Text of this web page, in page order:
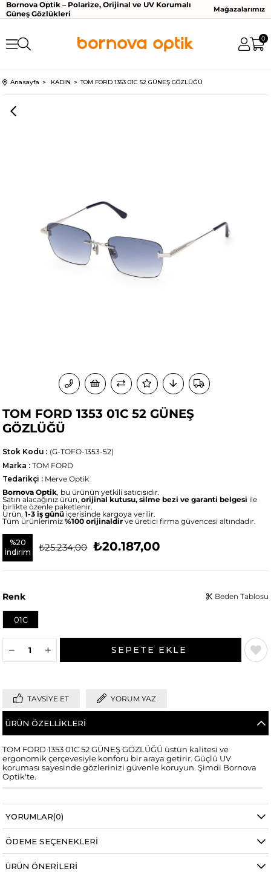
Bornova Optik – Polarize, Orijinal ve UV Korumalı
Güneş Gözlükleri
Mağazalarımız
0
Anasayfa KADIN TOM FORD 1353 01C 52 GÜNEŞ GÖZLÜĞÜ
TOM FORD 1353 01C 52 GÜNEŞ
GÖZLÜĞÜ
(G-TOFO-1353-52)
Stok Kodu
Marka : TOM FORD
Tedarikçi : Merve Optik
Bornova Optik, bu ürünün yetkili satıcısıdır.
Satın alacağınız ürün,orijinal kutusu, silme bezi ve garanti belgesi ile
birlikte özenle paketlenir.
Ürün,1-3 iş günü içerisinde kargoya verilir.
Tüm ürünlerimiz%100 orijinaldirve üretici firma güvencesi altındadır.
%20
İndirim
₺25.234,00 ₺20.187,00
Renk
01C
Beden Tablosu
TAVSIYE ET YORUM YAZ
ÜRÜN ÖZELLIKLERI
TOM FORD 1353 01C 52 GÜNEŞ GÖZLÜĞÜ üstün kalitesi ve
ergonomik çerçevesiyle konforu bir araya getirir. Güçlü UV
koruması sayesinde gözlerinizi güvenle koruyun. Şimdi Bornova
Optik'te.
YORUMLAR(0)
ÖDEME SEÇENEKLERI
ÜRÜN ÖNERILERI